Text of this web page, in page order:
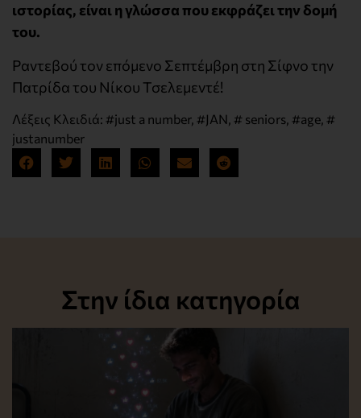
ιστορίας, είναι η γλώσσα που εκφράζει την δομή
του.
Ραντεβού τον επόμενο Σεπτέμβρη στη Σίφνο την
Πατρίδα του Νίκου Τσελεμεντέ!
Λέξεις Κλειδιά: #just a number, #JAN, # seniors, #age, #
justanumber
Στην ίδια κατηγορία